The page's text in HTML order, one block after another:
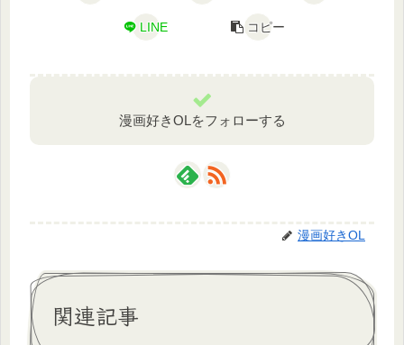
LINE コピー
漫画好きOLをフォローする
漫画好きOL
関連記事